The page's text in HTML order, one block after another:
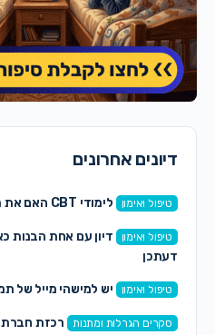
דיונים אחרונים
טיפול ואימון לימודי CBT האם את מכירה?
טיפול ואימון
דיון עם אחת הבנות
דעתכן
טיפול ואימון יש למישהי מייל של
סקרים הגרלות ומתנות רכזת